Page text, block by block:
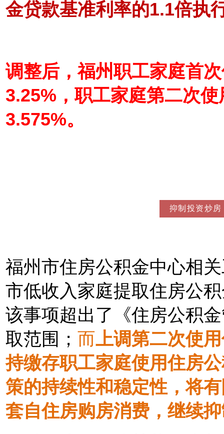
金贷款基准利率的1.1倍执
调整后，福州职工家庭首
3.25%，职工家庭第二次
3.575%。
抑制投资炒
福州市住房公积金中心相
市低收入家庭提取住房公
该事项超出了《住房公积
取范围； 而上调第二次使
持缴存职工家庭使用住房
策的持续性和稳定性，将
套自住房购房消费，继续